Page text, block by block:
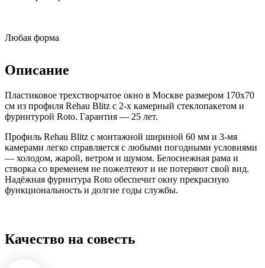
Любая форма
Описание
Пластиковое трехстворчатое окно в Москве размером 170x70
см из профиля Rehau Blitz с 2-х камерный стеклопакетом и
фурнитурой Roto. Гарантия — 25 лет.
Профиль Rehau Blitz с монтажной шириной 60 мм и 3-мя
камерами легко справляется с любыми погодными условиями
— холодом, жарой, ветром и шумом. Белоснежная рама и
створка со временем не пожелтеют и не потеряют свой вид.
Надёжная фурнитура Roto обеспечит окну прекрасную
функциональность и долгие годы службы.
Качество на совесть